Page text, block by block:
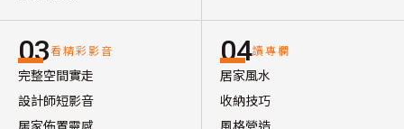
03看精彩影音
完整空間實走
設計師短影音
居家佈置靈感
04讀專欄
居家風水
收納技巧
風格營造